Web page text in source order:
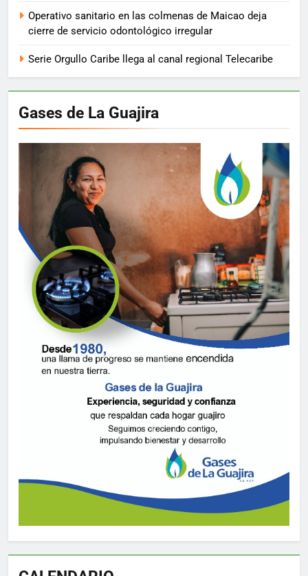
Operativo sanitario en las colmenas de Maicao deja
cierre de servicio odontológico irregular
Serie Orgullo Caribe llega al canal regional Telecaribe
Gases de La Guajira